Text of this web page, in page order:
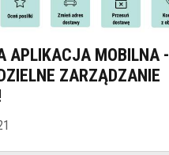
APLIKACJA MOBILNA -
ZARZĄDZANIE